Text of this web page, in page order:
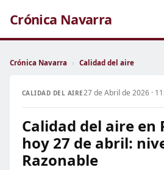
Crónica Navarra
Crónica Navarra › Calidad del aire
CALIDAD DEL AIRE27 de Abril de 2026 ·
Calidad del aire en
hoy 27 de abril:
Razonable